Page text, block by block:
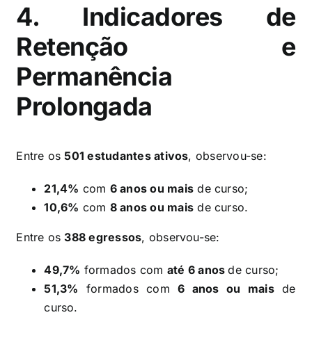
4. Indicadores de
Retenção e
Permanência
Prolongada
Entre os501 estudantes ativos, observou-se:
21,4% com 6 anos ou mais de curso;
10,6% com 8 anos ou mais de curso.
Entre os388 egressos, observou-se:
49,7% formados com até 6 anosde curso;
51,3% formados com6 anos ou maisde
curso.